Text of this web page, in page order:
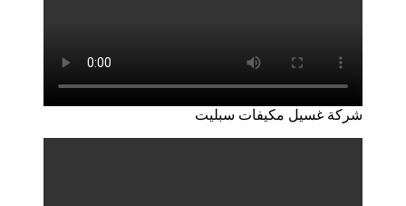
شركة غسيل مكيفات سبليت